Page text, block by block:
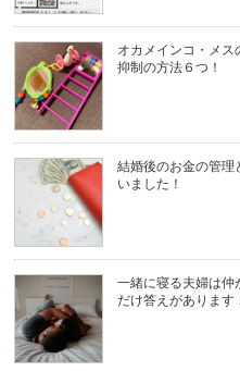
オカメインコ・メ
抑制の方法６つ！
結婚後のお金の管理
いました！
一緒に寝る夫婦は仲
だけ答えがあります